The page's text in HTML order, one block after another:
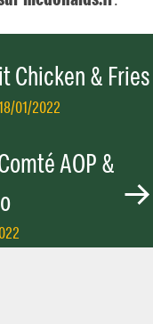
Chicken & Fries
01/2022
AOP &